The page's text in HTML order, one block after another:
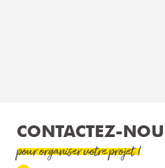
CONTACTEZ-
pour organiser votre projet !